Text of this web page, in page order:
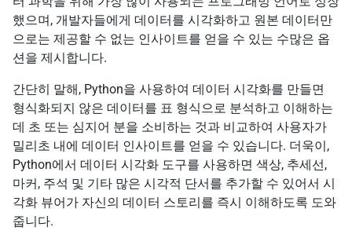
했으며, 개발자들에게 데이터를 시각화하고 원본 데이터만
으로는 제공할 수 없는 인사이트를 얻을 수 있는 수많은 옵
션을 제시합니다.
간단히 말해, Python을 사용하여 데이터 시각화를 만들면
형식화되지 않은 데이터를 표 형식으로 분석하고 이해하는
데 초 또는 심지어 분을 소비하는 것과 비교하여 사용자가
밀리초 내에 데이터 인사이트를 얻을 수 있습니다. 더욱이,
Python에서 데이터 시각화 도구를 사용하면 색상, 추세선,
마커, 주석 및 기타 많은 시각적 단서를 추가할 수 있어서 시
각화 뷰어가 자신의 데이터 스토리를 즉시 이해하도록 도와
줍니다.